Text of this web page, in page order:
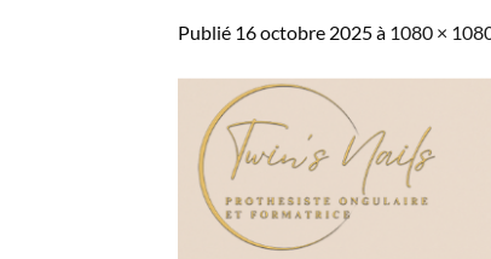
Publié 16 octobre 2025à 1080 ×